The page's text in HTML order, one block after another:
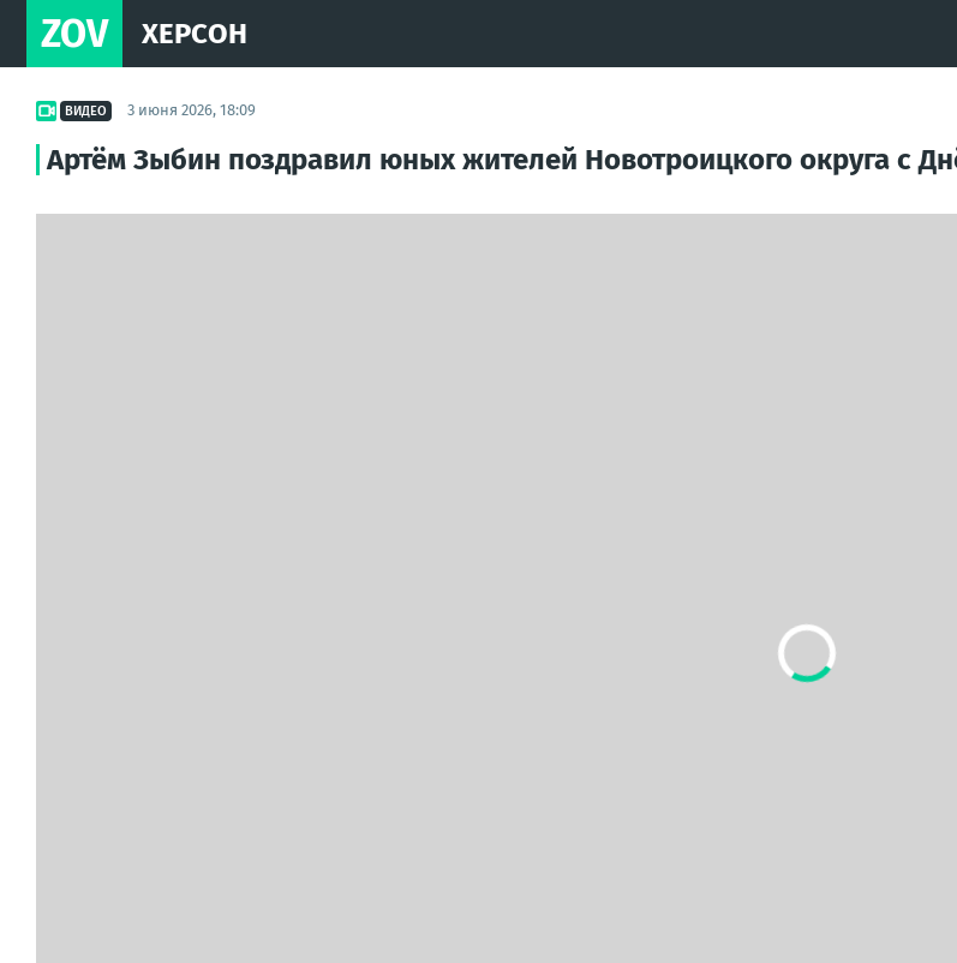
ZOV ХЕРСОН
ВИДЕО 3 июня 2026, 18:09
Артём Зыбин поздравил юных жителей Новотроицкого округа с